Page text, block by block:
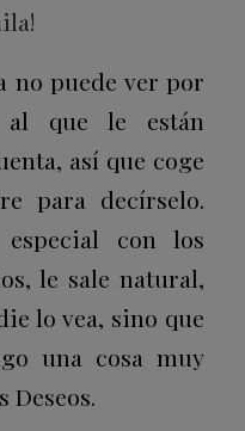
no puede ver por
que le están
así que coge
para decírselo.
con los
le sale natural,
lo vea, sino que
una cosa muy
Deseos.